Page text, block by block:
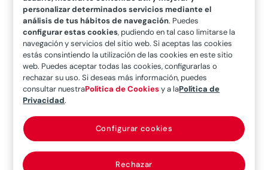
Cuando hablamos, en general, de los
principales daños provocados por las
grandes tormentas,la Brocheriou destaca
cinco frentes:
Riesgos de accidentes industriales.En el
sector eólico, por ejemplo, las palas de los
molinos se ven muy afectadas por la caída de
rayos, ya que la resistencia de los materiales
personalizar determinados servicios mediante el
análisis de tus hábitos de navegación. Puedes
configurar estas cookies, pudiendo en tal caso limitarse la
navegación y servicios del sitio web. Si aceptas las cookies
estás consintiendo la utilización de las cookies en este sitio
web. Puedes aceptar todas las cookies, configurarlas o
rechazar su uso. Si deseas más información, puedes
consultar nuestraPolítica de Cookiesy a laPolítica de
Privacidad.
Rechazar
Configurar cookies